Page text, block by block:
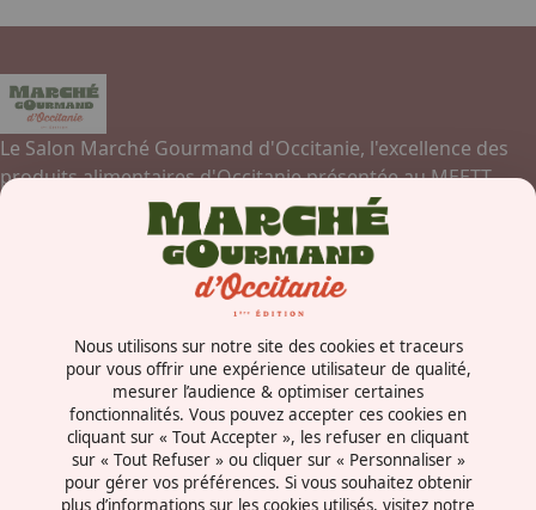
Le Salon Marché Gourmand d'Occitanie, l'excellence des
produits alimentaires d'Occitanie présentée au MEETT,
Parc des Expositions, Centre de Conventions et Congrès de
Concorde Avenue
31840 - Aussonne
France
Nous utilisons sur notre site des cookies et traceurs
pour vous offrir une expérience utilisateur de qualité,
mesurer l’audience & optimiser certaines
fonctionnalités. Vous pouvez accepter ces cookies en
cliquant sur « Tout Accepter », les refuser en cliquant
sur « Tout Refuser » ou cliquer sur « Personnaliser »
pour gérer vos préférences. Si vous souhaitez obtenir
plus d’informations sur les cookies utilisés, visitez notre